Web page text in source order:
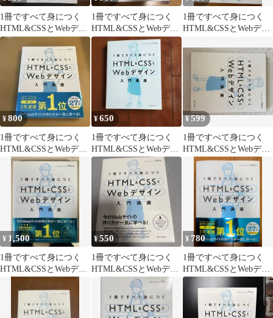
1冊ですべて身につく
HTML&CSSとWebデザ
イン入門講座
1冊ですべて身につく
HTML&CSSとWebデザ
イン入門講座
1冊ですべて身につく
HTML&CSSとWebデザ
¥800
1冊ですべて身につく
HTML&CSSとWebデザ
イン入門講座
¥650
1冊ですべて身につく
HTML&CSSとWebデザ
イン入門講座
¥599
1冊ですべて身につく
HTML&CSSとWebデザ
イン入門講座
¥ 1,500
1冊ですべて身につく
HTML&CSSとWebデザ
¥550
1冊ですべて身につく
HTML&CSSとWebデザ
イン入門講座 Webデザ
¥ 780
1冊ですべて身につく
HTML&CSSとWebデザ
イン入門講座